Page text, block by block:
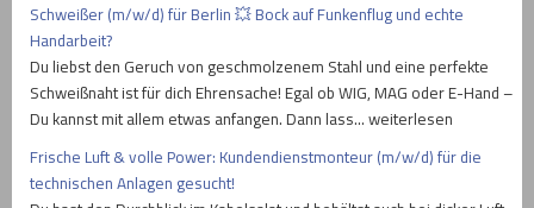
Schweißer (m/w/d) für Berlin 💥 Bock auf Funkenflug und echte
Handarbeit?
Du liebst den Geruch von geschmolzenem Stahl und eine perfekte
Schweißnaht ist für dich Ehrensache! Egal ob WIG, MAG oder E-Hand –
Du kannst mit allem etwas anfangen. Dann lass… weiterlesen
Frische Luft & volle Power: Kundendienstmonteur (m/w/d) für die
technischen Anlagen gesucht!